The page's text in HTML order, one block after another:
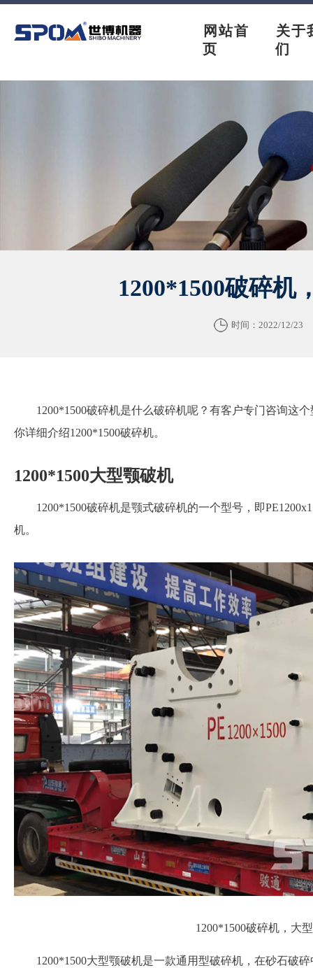
网站首
页
关于
们
1200*1500破碎机
时间：2022/12/23
1200*1500破碎机是什么破碎机呢？有客户专门咨询这
你详细介绍1200*1500破碎机。
1200*1500大型颚破机
1200*1500破碎机是颚式破碎机的一个型号，即
机。
1200*1500破碎机，大
1200*1500大型颚破机是一款通用型破碎机，在砂石破